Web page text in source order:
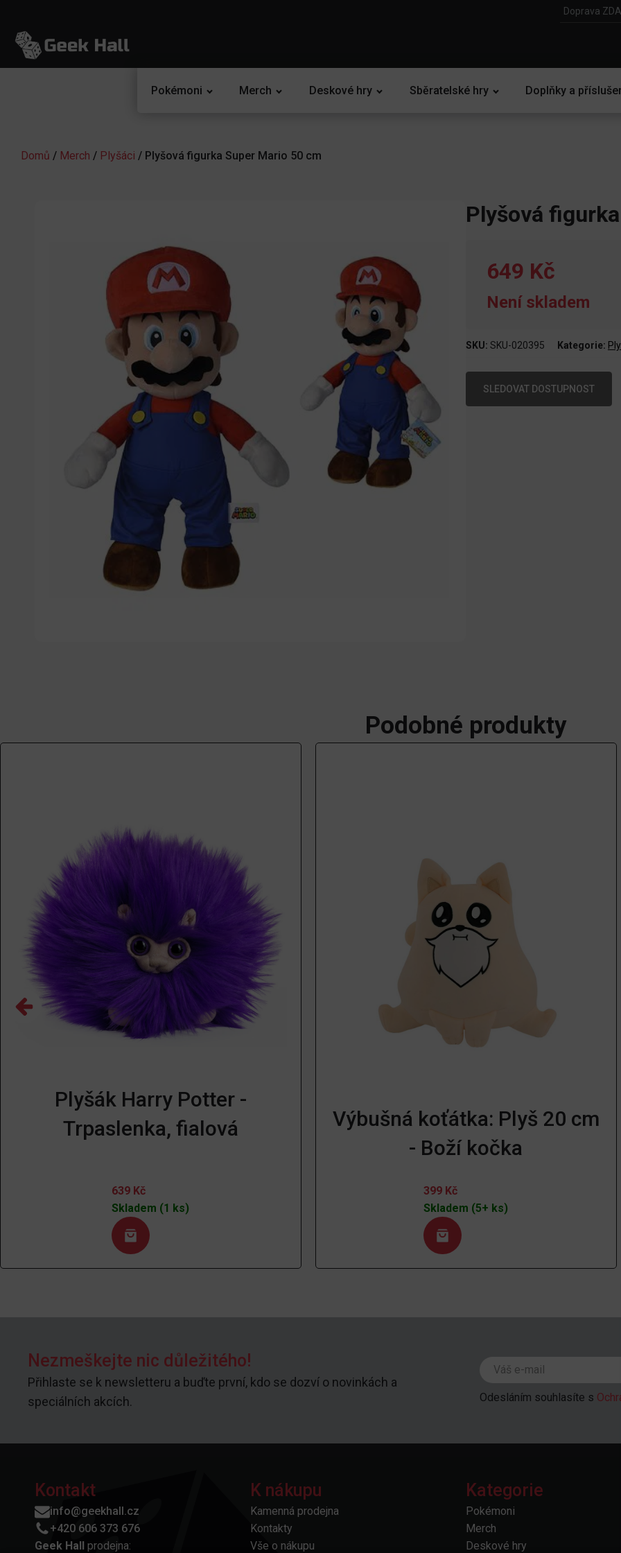
Doprava
Pokémoni Merch Deskové hry Sběratelské hry Doplňky a
Domů / Merch / Plyšáci / Plyšová figurka Super Mario 50 cm
Plyšová
649 Kč
Není skladem
SKU: SKU-020395 Kategorie:
SLEDOVAT DOSTUPNOST
Podobné produkty
Plyšák Harry Potter -
Trpaslenka, fialová
639 Kč
Skladem (1 ks)
Výbušná koťátka: Plyš 20 cm
- Boží kočka
399 Kč
Skladem (5+ ks)
Nezmeškejte nic důležitého!
Přihlaste se k newsletteru a buďte první, kdo se dozví o novinkách a
speciálních akcích.
Odesláním souhlasíte s
Kontakt
info@geekhall.cz
+420 606 373 676
Geek Hall prodejna:
K nákupu
Kamenná prodejna
Kontakty
Vše o nákupu
Kategorie
Pokémoni
Merch
Deskové hry